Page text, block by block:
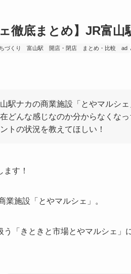
徹底まとめ】JR富
づくり 富山駅 開店・閉店 まとめ・比較 ad
駅ナカの商業施設「とやマルシ
どんな感じなのか分からなくな
トの状況を教えてほしい！
す！
業施設「とやマルシェ」。
う「きときと市場とやマルシェ